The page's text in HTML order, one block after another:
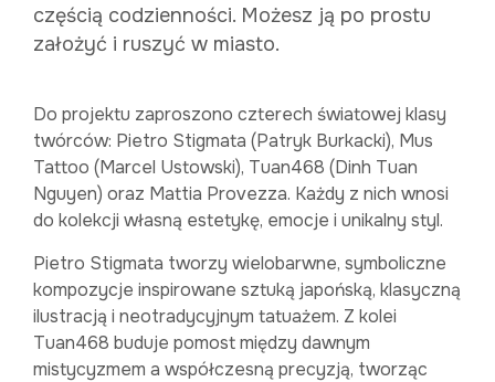
częścią codzienności. Możesz ją po prostu
założyć i ruszyć w miasto.
Do projektu zaproszono czterech światowej klasy
twórców: Pietro Stigmata (Patryk Burkacki), Mus
Tattoo (Marcel Ustowski), Tuan468 (Dinh Tuan
Nguyen) oraz Mattia Provezza. Każdy z nich wnosi
do kolekcji własną estetykę, emocje i unikalny styl.
Pietro Stigmata tworzy wielobarwne, symboliczne
kompozycje inspirowane sztuką japońską, klasyczną
ilustracją i neotradycyjnym tatuażem. Z kolei
Tuan468 buduje pomost między dawnym
mistycyzmem a współczesną precyzją, tworząc